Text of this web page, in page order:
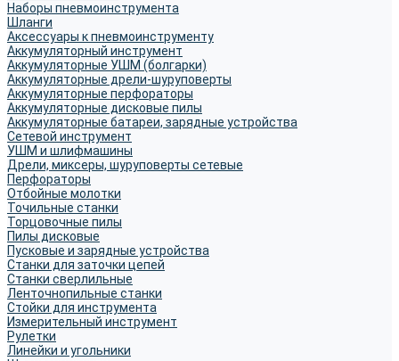
Наборы пневмоинструмента
Шланги
Аксессуары к пневмоинструменту
Аккумуляторный инструмент
Аккумуляторные УШМ (болгарки)
Аккумуляторные дрели-шуруповерты
Аккумуляторные перфораторы
Аккумуляторные дисковые пилы
Аккумуляторные батареи, зарядные устройства
Сетевой инструмент
УШМ и шлифмашины
Дрели, миксеры, шуруповерты сетевые
Перфораторы
Отбойные молотки
Точильные станки
Торцовочные пилы
Пилы дисковые
Пусковые и зарядные устройства
Станки для заточки цепей
Станки сверлильные
Ленточнопильные станки
Стойки для инструмента
Измерительный инструмент
Рулетки
Линейки и угольники